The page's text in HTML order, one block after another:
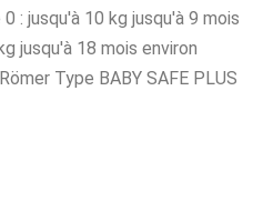
: jusqu'à 10 kg jusqu'à 9 mois
jusqu'à 18 mois environ
Type BABY SAFE PLUS